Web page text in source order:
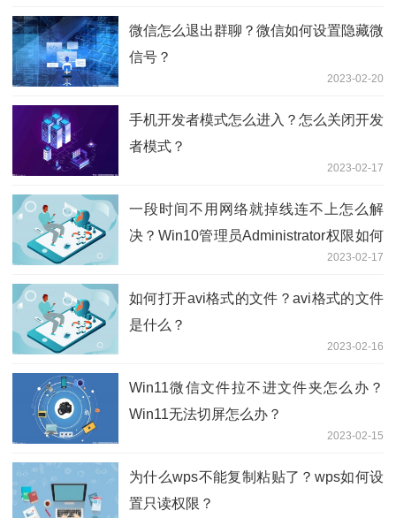
微信怎么退出群聊？微信如何设置隐藏微
信号？
2023-02-20
手机开发者模式怎么进入？怎么关闭开发
者模式？
2023-02-17
一段时间不用网络就掉线连不上怎么解
决？Win10管理员Administrator权限如何
2023-02-17
如何打开avi格式的文件？avi格式的文件
是什么？
2023-02-16
Win11微信文件拉不进文件夹怎么办？
Win11无法切屏怎么办？
2023-02-15
为什么wps不能复制粘贴了？wps如何设
置只读权限？